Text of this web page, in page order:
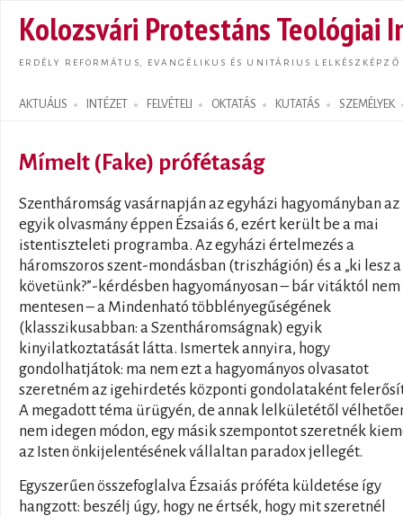
Kolozsvári Protestáns Teológiai
ERDÉLY REFORMÁTUS, EVANGÉLIKUS ÉS UNITÁRIUS LELKÉSZKÉPZŐ
AKTUÁLIS INTÉZET FELVÉTELI OKTATÁS KUTATÁS SZEMÉLYEK
Search form
Mímelt (Fake) prófétaság
Szentháromság vasárnapján az egyházi hagyományban az
egyik olvasmány éppen Ézsaiás 6, ezért került be a mai
istentiszteleti programba. Az egyházi értelmezés a
háromszoros szent-mondásban (triszhágión) és a „ki lesz a
követünk?”-kérdésben hagyományosan – bár vitáktól nem
mentesen – a Mindenható többlényegűségének
(klasszikusabban: a Szentháromságnak) egyik
kinyilatkoztatását látta. Ismertek annyira, hogy
gondolhatjátok: ma nem ezt a hagyományos olvasatot
szeretném az igehirdetés központi gondolataként
A megadott téma ürügyén, de annak lelkületétől
nem idegen módon, egy másik szempontot szeretnék
az Isten önkijelentésének vállaltan paradox jellegét.
Egyszerűen összefoglalva Ézsaiás próféta küldetése így
hangzott: beszélj úgy, hogy ne értsék, hogy mit szeretnél